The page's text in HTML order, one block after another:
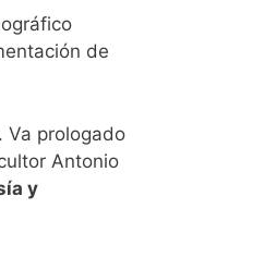
de
Va prologado
Antonio
y